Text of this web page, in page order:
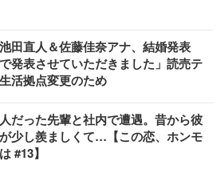
田直人＆佐藤佳奈アナ、結婚発表
で発表させていただきました」読売テ
活拠点変更のため
だった先輩と社内で遭遇。昔から彼
少し羨ましくて…【この恋、ホンモ
#13】